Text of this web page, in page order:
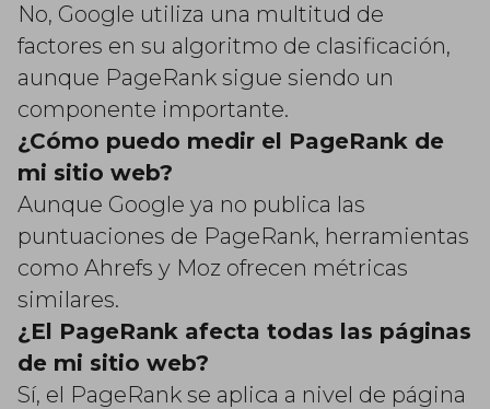
No, Google utiliza una multitud de
factores en su algoritmo de clasificación,
aunque PageRank sigue siendo un
componente importante.
¿Cómo puedo medir el PageRank de
mi sitio web?
Aunque Google ya no publica las
puntuaciones de PageRank, herramientas
como Ahrefs y Moz ofrecen métricas
similares.
¿El PageRank afecta todas las páginas
de mi sitio web?
Sí, el PageRank se aplica a nivel de página